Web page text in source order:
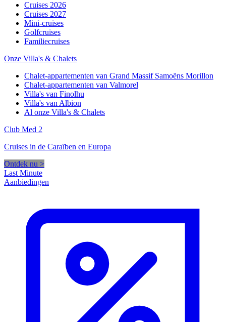
Cruises 2026
Cruises 2027
Mini-cruises
Golfcruises
Familiecruises
Onze Villa's & Chalets
Chalet-appartementen van Grand Massif Samoëns Morillon
Chalet-appartementen van Valmorel
Villa's van Finolhu
Villa's van Albion
Al onze Villa's & Chalets
Club Med 2
Cruises in de Caraïben en Europa
Ontdek nu >
Last Minute
Aanbiedingen